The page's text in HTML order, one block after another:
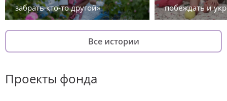
забрать кто-то другой»
побеждать и
Все истории
Проекты фонда